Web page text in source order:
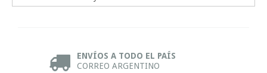
ENVÍOS A TODO EL PAÍS
CORREO ARGENTINO